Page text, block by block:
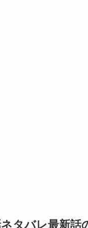
タバレ最新話